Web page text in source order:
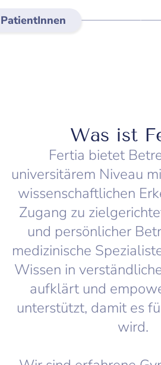
PatientInnen
Was ist
Fertia bietet
universitärem Niveau
wissenschaftlichen
Zugang zu
und persönlicher
medizinische
Wissen in
aufklärt und
unterstützt, damit es
wird.